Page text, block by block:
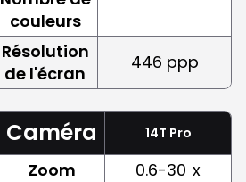
couleurs
Résolution
de l'écran
446 ppp
Caméra 14T Pro
Zoom 0.6-30 x